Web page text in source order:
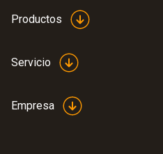
Productos
Servicio
Empresa